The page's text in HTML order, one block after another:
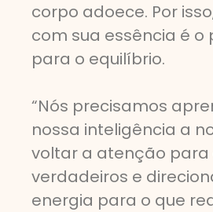
corpo adoece. Por
com sua essência é o
para o equilíbrio.
“Nós precisamos
nossa inteligência a
voltar a atenção para
verdadeiros e
energia para o que